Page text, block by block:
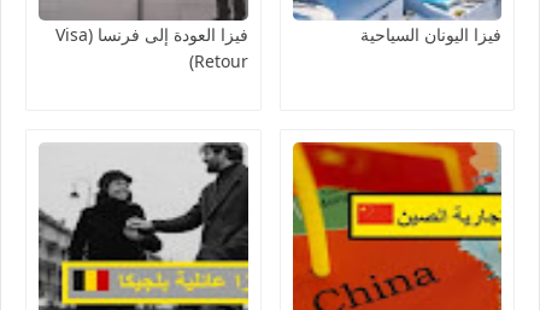
فيزا اليونان السياحية
فيزا العودة إلى فرنسا (Visa
Retour)